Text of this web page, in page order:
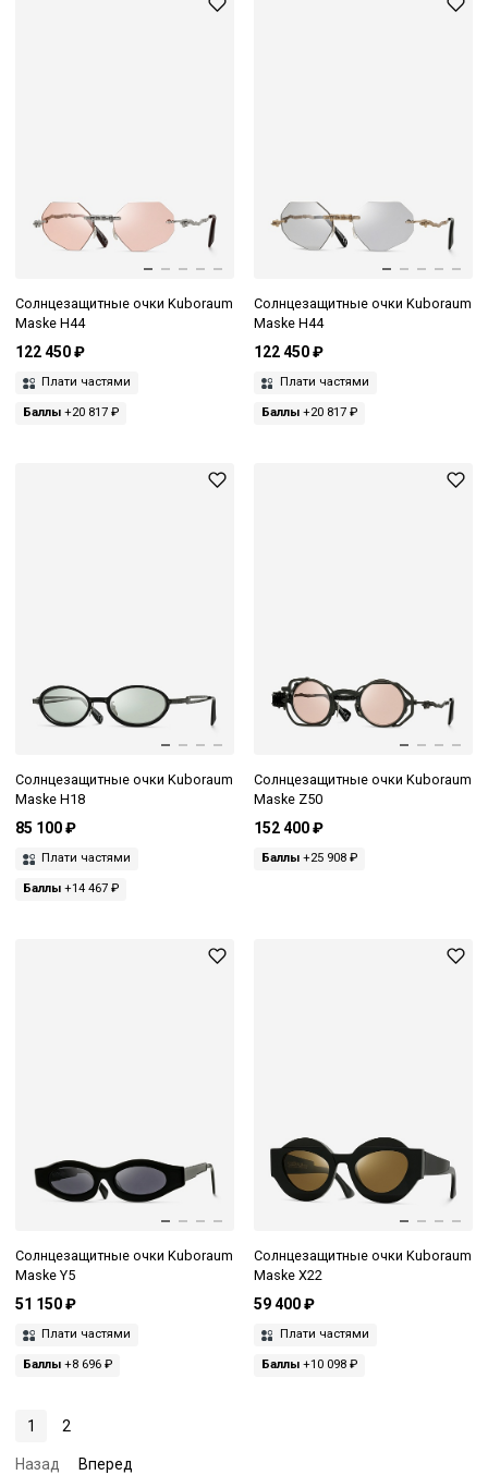
Солнцезащитные очки Kuboraum
Maske H44
122 450 ₽
Плати частями
Баллы +20 817 ₽
Солнцезащитные очки Kuboraum
Maske H44
122 450 ₽
Плати частями
Баллы+20 817 ₽
Солнцезащитные очки Kuboraum
Maske H18
85 100 ₽
Плати частями
Баллы +14 467 ₽
Солнцезащитные очки Kuboraum
Maske Z50
152 400 ₽
Баллы+25 908 ₽
Солнцезащитные очки Kuboraum
Maske Y5
51 150 ₽
Плати частями
Баллы +8 696 ₽
Солнцезащитные очки Kuboraum
Maske X22
59 400 ₽
Плати частями
Баллы+10 098 ₽
1 2
Назад Вперед